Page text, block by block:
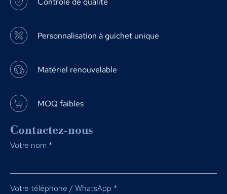
Personnalisation à guichet unique
Matériel renouvelable
MOQ faibles
Contactez-nous
Votre nom *
Votre téléphone / WhatsApp *